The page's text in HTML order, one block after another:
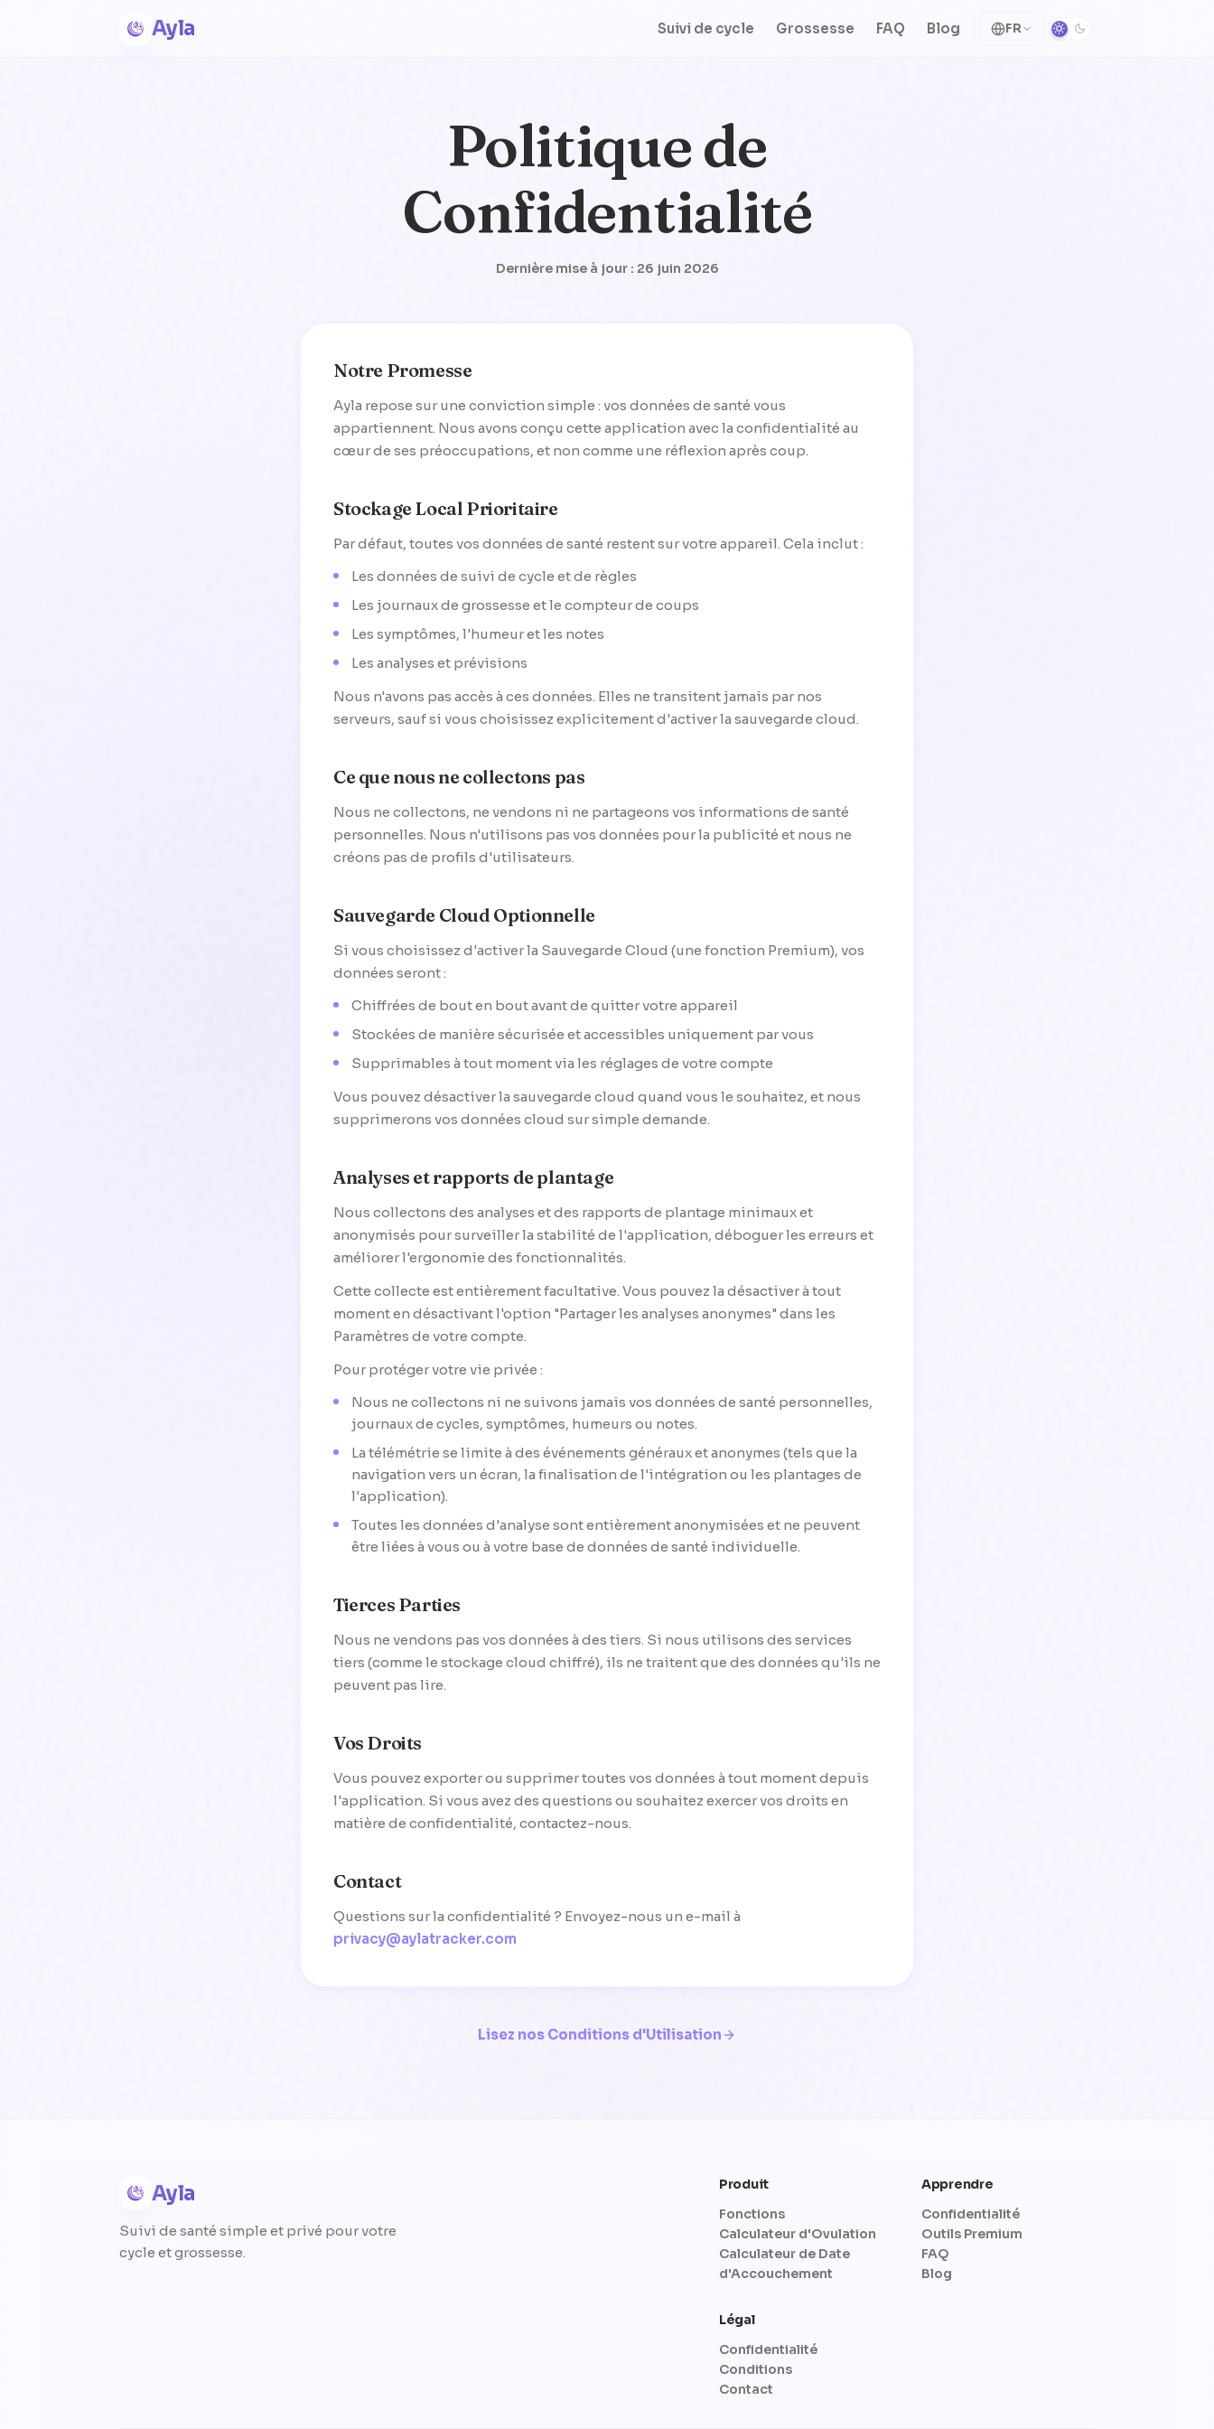
Ayla Suivi de cycle Grossesse FAQ Blog FR
Politique de
Confidentialité
Dernière mise à jour : 26 juin 2026
Notre Promesse
Ayla repose sur une conviction simple : vos données de santé vous
appartiennent. Nous avons conçu cette application avec la confidentialité au
cœur de ses préoccupations, et non comme une réflexion après coup.
Stockage Local Prioritaire
Par défaut, toutes vos données de santé restent sur votre appareil. Cela inclut :
Les données de suivi de cycle et de règles
Les journaux de grossesse et le compteur de coups
Les symptômes, l'humeur et les notes
Les analyses et prévisions
Nous n'avons pas accès à ces données. Elles ne transitent jamais par nos
serveurs, sauf si vous choisissez explicitement d'activer la sauvegarde cloud.
Ce que nous ne collectons pas
Nous ne collectons, ne vendons ni ne partageons vos informations de santé
personnelles. Nous n'utilisons pas vos données pour la publicité et nous ne
créons pas de profils d'utilisateurs.
Sauvegarde Cloud Optionnelle
Si vous choisissez d'activer la Sauvegarde Cloud (une fonction Premium), vos
données seront :
Chiffrées de bout en bout avant de quitter votre appareil
Stockées de manière sécurisée et accessibles uniquement par vous
Supprimables à tout moment via les réglages de votre compte
Vous pouvez désactiver la sauvegarde cloud quand vous le souhaitez, et nous
supprimerons vos données cloud sur simple demande.
Analyses et rapports de plantage
Nous collectons des analyses et des rapports de plantage minimaux et
anonymisés pour surveiller la stabilité de l'application, déboguer les erreurs et
améliorer l'ergonomie des fonctionnalités.
Cette collecte est entièrement facultative. Vous pouvez la désactiver à tout
moment en désactivant l'option "Partager les analyses anonymes" dans les
Paramètres de votre compte.
Pour protéger votre vie privée :
Nous ne collectons ni ne suivons jamais vos données de santé personnelles,
journaux de cycles, symptômes, humeurs ou notes.
La télémétrie se limite à des événements généraux et anonymes (tels que la
navigation vers un écran, la finalisation de l'intégration ou les plantages de
l'application).
Toutes les données d'analyse sont entièrement anonymisées et ne peuvent
être liées à vous ou à votre base de données de santé individuelle.
Tierces Parties
Nous ne vendons pas vos données à des tiers. Si nous utilisons des services
tiers (comme le stockage cloud chiffré), ils ne traitent que des données qu'ils ne
peuvent pas lire.
Vos Droits
Vous pouvez exporter ou supprimer toutes vos données à tout moment depuis
l'application. Si vous avez des questions ou souhaitez exercer vos droits en
matière de confidentialité, contactez-nous.
Contact
Questions sur la confidentialité ? Envoyez-nous un e-mail à
privacy@aylatracker.com
Lisez nos Conditions d'Utilisation
Ayla
Suivi de santé simple et privé pour votre
cycle et grossesse.
Produit
Fonctions
Calculateur d'Ovulation
Calculateur de Date
d'Accouchement
Apprendre
Confidentialité
Outils Premium
FAQ
Blog
Légal
Confidentialité
Conditions
Contact